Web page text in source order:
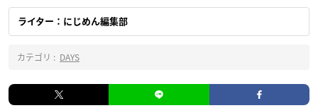
ライター：にじめん編集部
カテゴリ : DAYS